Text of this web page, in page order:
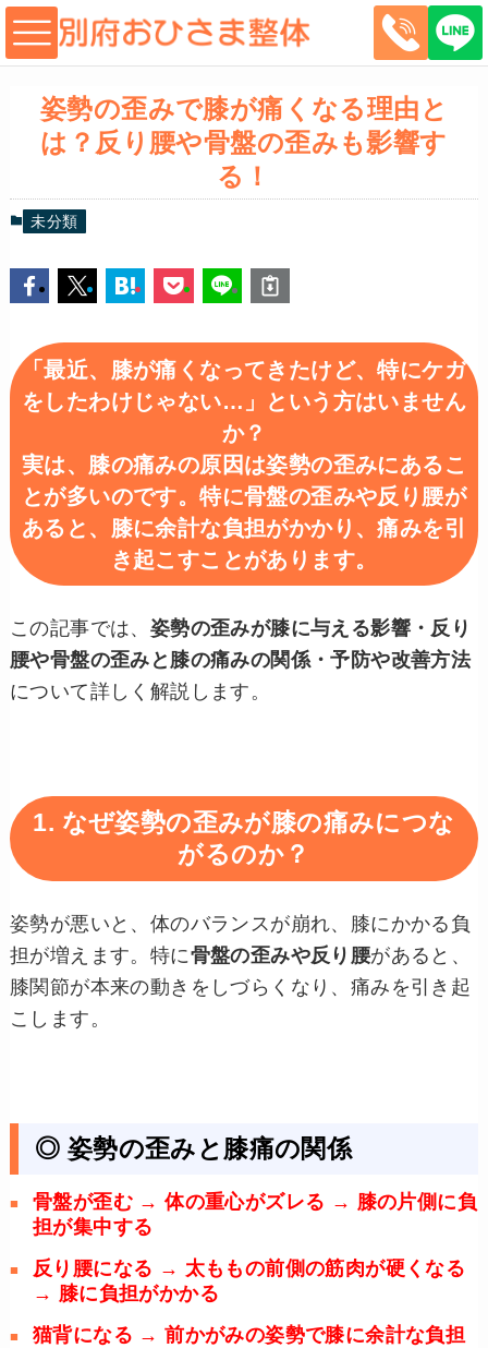
姿勢の歪みで膝が痛くなる理由と
は？反り腰や骨盤の歪みも影響す
る！
未分類
「最近、膝が痛くなってきたけど、特にケガ
をしたわけじゃない…」という方はいません
か？
実は、膝の痛みの原因は姿勢の歪みにあるこ
とが多いのです。特に骨盤の歪みや反り腰が
あると、膝に余計な負担がかかり、痛みを引
き起こすことがあります。
この記事では、 姿勢の歪みが膝に与える影響・反り
腰や骨盤の歪みと膝の痛みの関係・予防や改善方法
について詳しく解説します。
1. なぜ姿勢の歪みが膝の痛みにつな
がるのか？
姿勢が悪いと、体のバランスが崩れ、膝にかかる負
担が増えます。特に骨盤の歪みや反り腰があると、
膝関節が本来の動きをしづらくなり、痛みを引き起
こします。
◎ 姿勢の歪みと膝痛の関係
骨盤が歪む → 体の重心がズレる → 膝の片側に負
担が集中する
反り腰になる → 太ももの前側の筋肉が硬くなる
→ 膝に負担がかかる
猫背になる → 前かがみの姿勢で膝に余計な負担